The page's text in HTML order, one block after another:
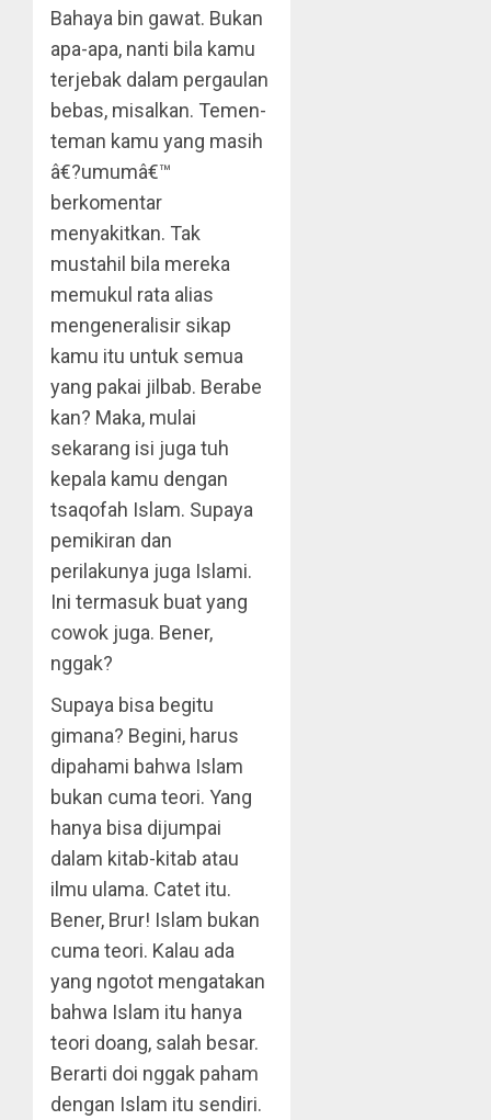
Bahaya bin gawat. Bukan
apa-apa, nanti bila kamu
terjebak dalam pergaulan
bebas, misalkan. Temen-
teman kamu yang masih
â€?umumâ€™
berkomentar
menyakitkan. Tak
mustahil bila mereka
memukul rata alias
mengeneralisir sikap
kamu itu untuk semua
yang pakai jilbab. Berabe
kan? Maka, mulai
sekarang isi juga tuh
kepala kamu dengan
tsaqofah Islam. Supaya
pemikiran dan
perilakunya juga Islami.
Ini termasuk buat yang
cowok juga. Bener,
nggak?
Supaya bisa begitu
gimana? Begini, harus
dipahami bahwa Islam
bukan cuma teori. Yang
hanya bisa dijumpai
dalam kitab-kitab atau
ilmu ulama. Catet itu.
Bener, Brur! Islam bukan
cuma teori. Kalau ada
yang ngotot mengatakan
bahwa Islam itu hanya
teori doang, salah besar.
Berarti doi nggak paham
dengan Islam itu sendiri.